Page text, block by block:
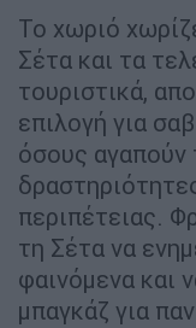
Το χωριό
Σέτα και τα
τουριστικά,
επιλογή για
όσους αγαπούν
περιπέτειας.
τη Σέτα να
φαινόμενα και
μπαγκάζ για